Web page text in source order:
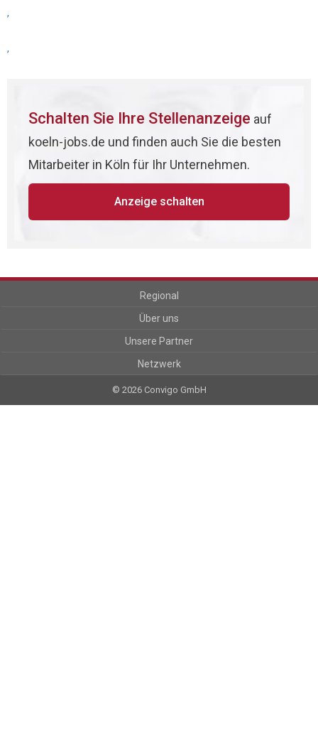
,
,
Schalten Sie Ihre Stellenanzeige auf
koeln-jobs.de und finden auch Sie die besten
Mitarbeiter in Köln für Ihr Unternehmen.
Anzeige schalten
Regional
Über uns
Unsere Partner
Netzwerk
© 2026 Convigo GmbH